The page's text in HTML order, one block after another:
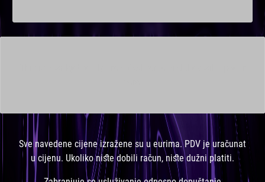
Sve navedene cijene izražene su u eurima. PDV je uračunat
u cijenu. Ukoliko niste dobili račun, niste dužni platiti.